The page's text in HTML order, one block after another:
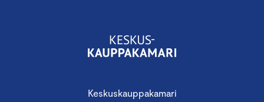
Keskuskauppakamari